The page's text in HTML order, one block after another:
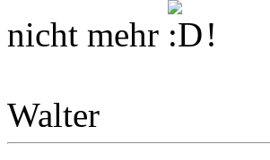
nicht mehr
!
Walter